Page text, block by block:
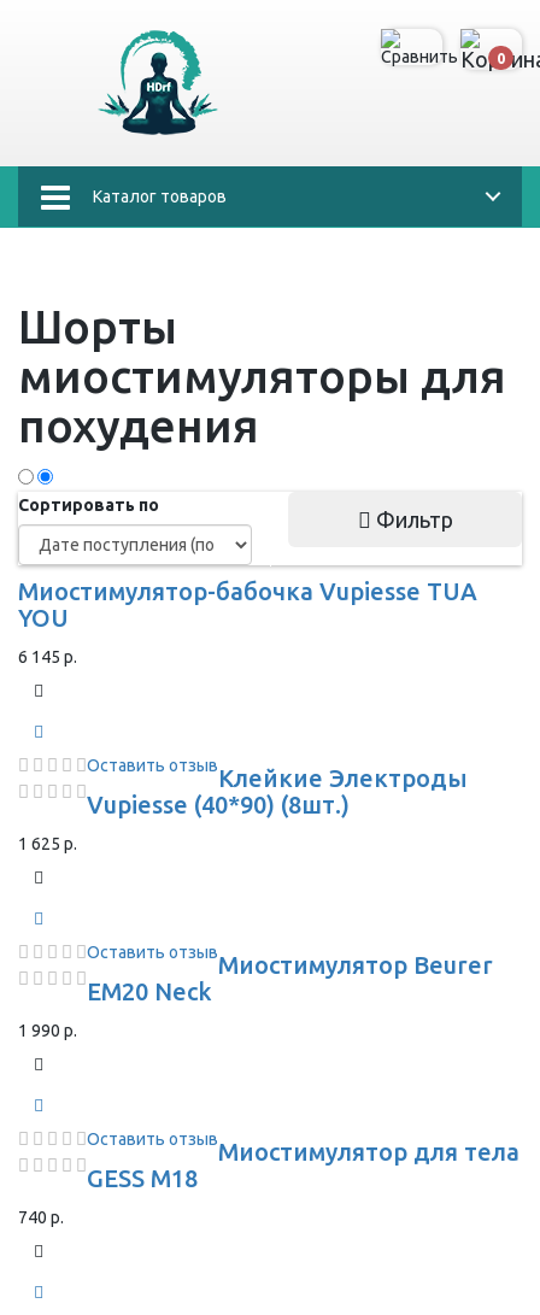
0
Каталог товаров
Шорты
миостимуляторы для
похудения
Сортировать по
Фильтр
Миостимулятор-бабочка Vupiesse TUA
YOU
6 145 р.
Оставить отзывКлейкие Электроды
Vupiesse (40*90) (8шт.)
1 625 р.
Оставить отзывМиостимулятор Beurer
EM20 Neck
1 990 р.
Оставить отзывМиостимулятор для тела
GESS M18
740 р.